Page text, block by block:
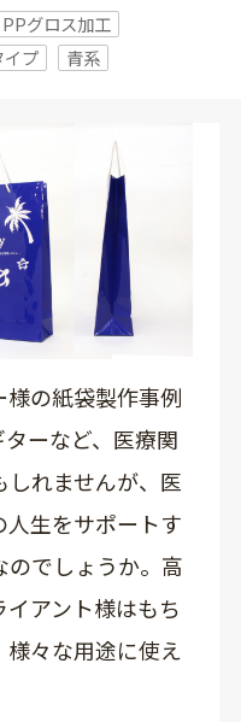
PPグロス加工
イプ 青系
の紙袋製作事例
ーなど、医療関
れませんが、医
生をサポートす
のでしょうか。高
アント様はもち
々な用途に使え